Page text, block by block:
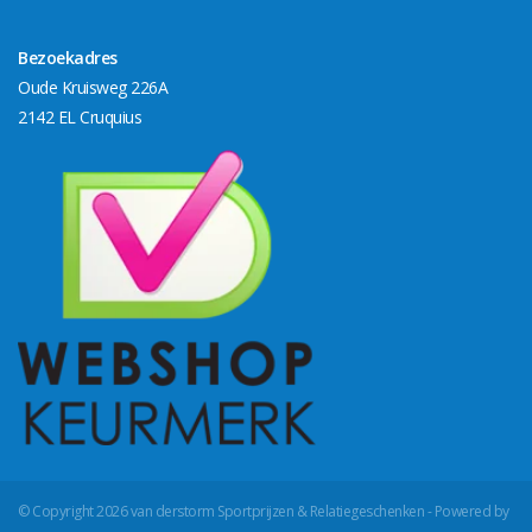
Bezoekadres
Oude Kruisweg 226A
2142 EL Cruquius
© Copyright 2026 van derstorm Sportprijzen & Relatiegeschenken - Powered by